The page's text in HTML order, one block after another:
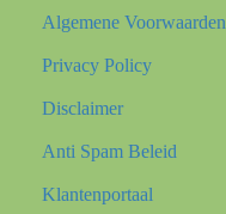
Algemene Voorwaarden
Privacy Policy
Disclaimer
Anti Spam Beleid
Klantenportaal